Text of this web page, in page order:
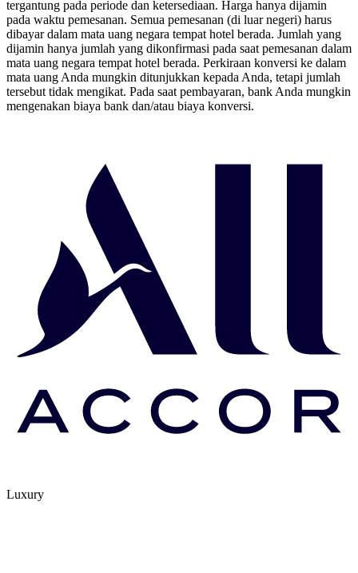
tergantung pada periode dan ketersediaan. Harga hanya dijamin
pada waktu pemesanan. Semua pemesanan (di luar negeri) harus
dibayar dalam mata uang negara tempat hotel berada. Jumlah yang
dijamin hanya jumlah yang dikonfirmasi pada saat pemesanan dalam
mata uang negara tempat hotel berada. Perkiraan konversi ke dalam
mata uang Anda mungkin ditunjukkan kepada Anda, tetapi jumlah
tersebut tidak mengikat. Pada saat pembayaran, bank Anda mungkin
mengenakan biaya bank dan/atau biaya konversi.
Luxury